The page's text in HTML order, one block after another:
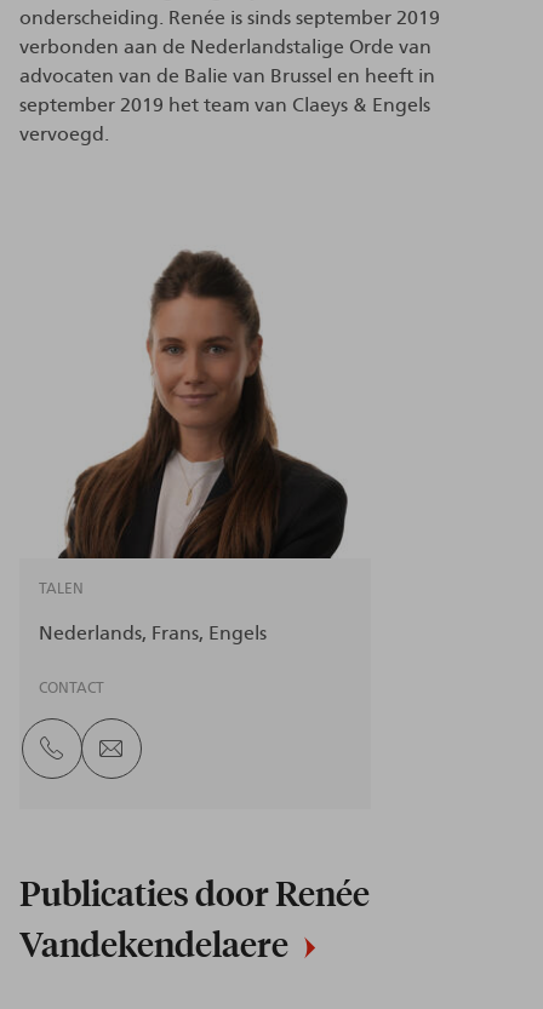
onderscheiding. Renée is sinds september 2019
verbonden aan de Nederlandstalige Orde van
advocaten van de Balie van Brussel en heeft in
september 2019 het team van Claeys & Engels
vervoegd.
Publicaties door Renée
Vandekendelaere
TALEN
Nederlands Frans Engels
CONTACT